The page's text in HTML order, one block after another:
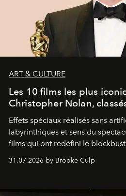
ART & CULTURE
Les 10 films les plus
Christopher Nolan,
Effets spéciaux réalisés sans
labyrinthiques et sens du
films qui ont redéfini le
31.07.2026 by Brooke Culp